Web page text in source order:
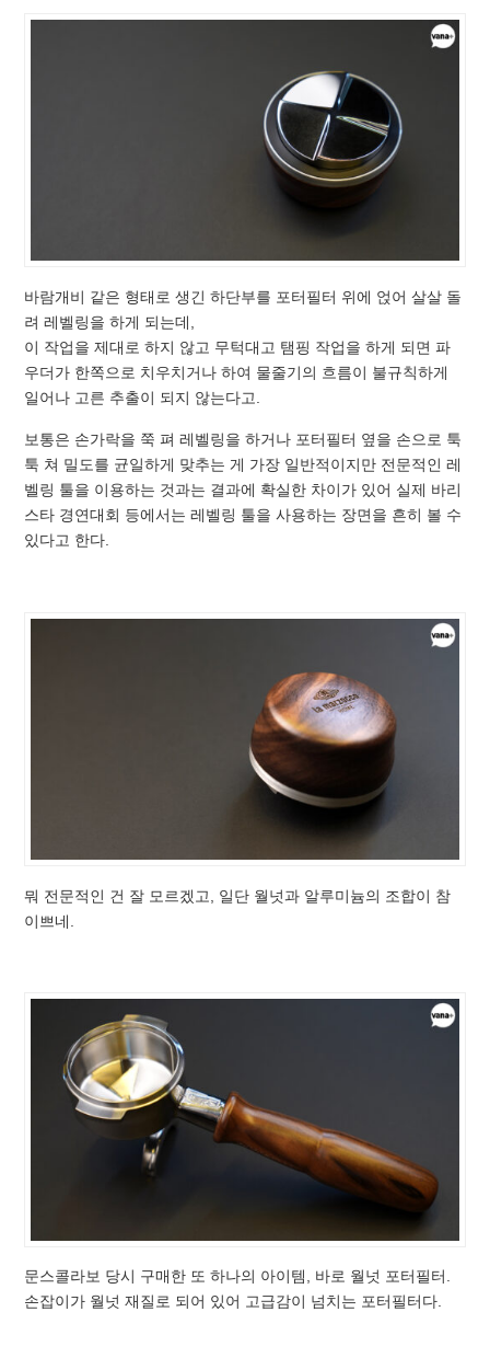
바람개비 같은 형태로 생긴 하단부를 포터필터 위에 얹어 살살 돌
려 레벨링을 하게 되는데,
이 작업을 제대로 하지 않고 무턱대고 탬핑 작업을 하게 되면 파
우더가 한쪽으로 치우치거나 하여 물줄기의 흐름이 불규칙하게
일어나 고른 추출이 되지 않는다고.
보통은 손가락을 쭉 펴 레벨링을 하거나 포터필터 옆을 손으로 툭
툭 쳐 밀도를 균일하게 맞추는 게 가장 일반적이지만 전문적인 레
벨링 툴을 이용하는 것과는 결과에 확실한 차이가 있어 실제 바리
스타 경연대회 등에서는 레벨링 툴을 사용하는 장면을 흔히 볼 수
있다고 한다.
뭐 전문적인 건 잘 모르겠고, 일단 월넛과 알루미늄의 조합이 참
이쁘네.
문스콜라보 당시 구매한 또 하나의 아이템, 바로 월넛 포터필터.
손잡이가 월넛 재질로 되어 있어 고급감이 넘치는 포터필터다.